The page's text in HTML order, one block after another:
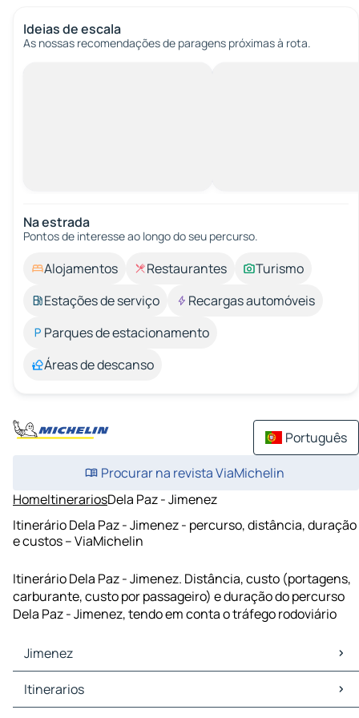
Ideias de escala
As nossas recomendações de paragens próximas à rota.
Na estrada
Pontos de interesse ao longo do seu percurso.
Alojamentos Restaurantes
Turismo
Estações de serviço
Recargas automóveis
Parques de estacionamento
Áreas de descanso
Português
Procurar na revista ViaMichelin
HomeItinerariosDela Paz - Jimenez
Itinerário Dela Paz - Jimenez - percurso, distância, duração
e custos – ViaMichelin
Itinerário Dela Paz - Jimenez. Distância, custo (portagens,
carburante, custo por passageiro) e duração do percurso
Dela Paz - Jimenez, tendo em conta o tráfego rodoviário
Jimenez
Jimenez Mapas Plantas
Jimenez Trafego
Itinerarios